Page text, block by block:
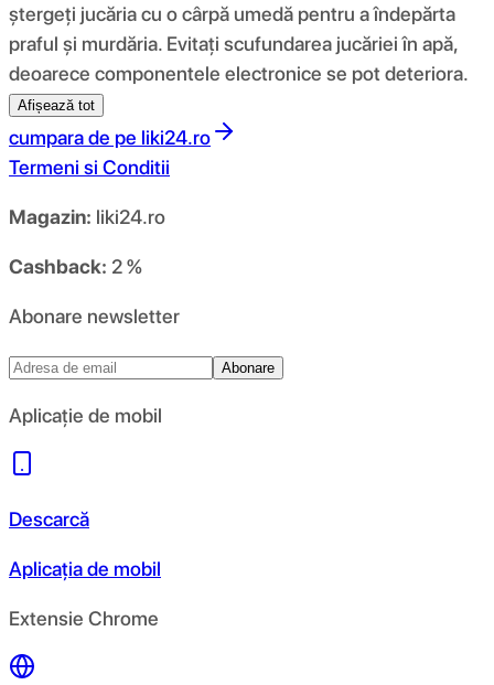
ștergeți jucăria cu o cârpă umedă pentru a îndepărta
praful și murdăria. Evitați scufundarea jucăriei în apă,
deoarece componentele electronice se pot deteriora.
Afișează tot
cumpara de pe liki24.ro
Termeni si Conditii
Magazin: liki24.ro
Cashback: 2 %
Abonare newsletter
Abonare
Aplicație de mobil
Descarcă
Aplicația de mobil
Extensie Chrome